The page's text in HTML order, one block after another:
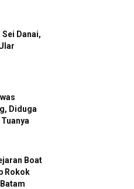
Danai,
Diduga
Boat
Rokok